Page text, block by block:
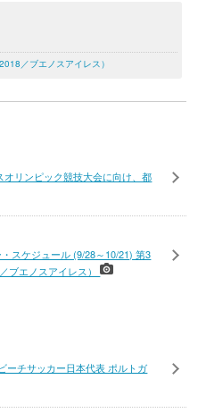
／ブエノスアイレス）
リンピック競技大会に向け、都
スケジュール (9/28～10/21) 第3
ブエノスアイレス）
チサッカー日本代表 ポルトガ